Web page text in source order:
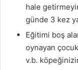
hale
günde 3 kez
Eğitimi boş
oynayan
v.b.